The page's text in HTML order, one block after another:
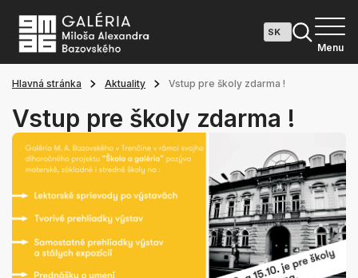
Menu
Hlavná stránka Aktuality Vstup pre školy zdarma !
Vstup pre školy zdarma !